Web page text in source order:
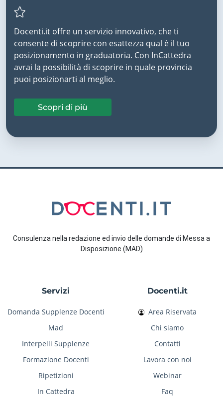
Docenti.it offre un servizio innovativo, che ti
consente di scoprire con esattezza qual è il tuo
posizionamento in graduatoria. Con InCattedra
avrai la possibilità di scoprire in quale provincia
puoi posizionarti al meglio.
Scopri di più
Consulenza nella redazione ed invio delle domande di Messa a
Disposizione (MAD)
Servizi
Domanda Supplenze Docenti
Mad
Interpelli Supplenze
Formazione Docenti
Ripetizioni
In Cattedra
Docenti.it
Area Riservata
Chi siamo
Contatti
Lavora con noi
Webinar
Faq